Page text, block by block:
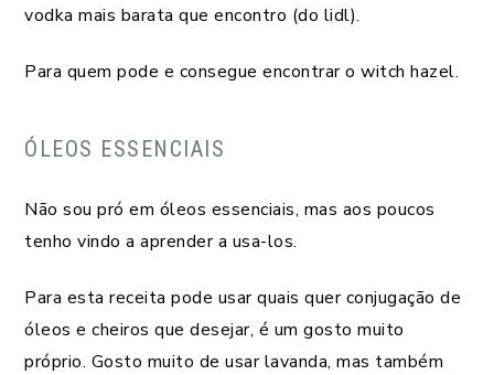
vodka mais barata que encontro (do lidl).
Para quem pode e consegue encontrar o witch hazel.
ÓLEOS ESSENCIAIS
Não sou pró em óleos essenciais, mas aos poucos
tenho vindo a aprender a usa-los.
Para esta receita pode usar quais quer conjugação de
óleos e cheiros que desejar, é um gosto muito
próprio. Gosto muito de usar lavanda, mas também